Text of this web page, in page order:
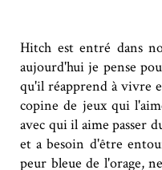
Hitch est entré dans
aujourd'hui je pense
qu'il réapprend à vivre
copine de jeux qui
avec qui il aime passer
et a besoin d'être
peur bleue de l'orage,